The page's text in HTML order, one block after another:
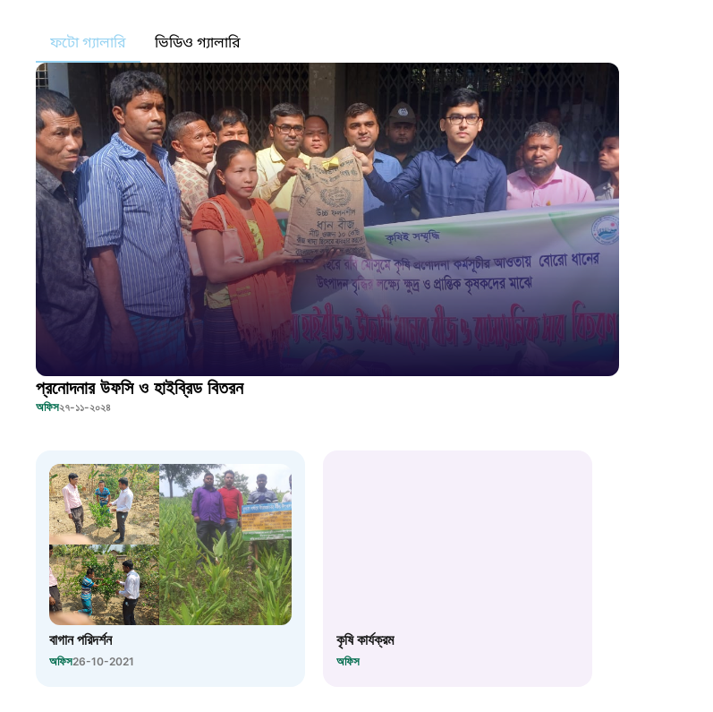
ফটো গ্যালারি ভিডিও গ্যালারি
প্রনোদনার উফসি ও হাইব্রিড বিতরন
অফিস২৭-১১-২০২৪
বাগান পরিদর্শন
অফিস26-10-2021
কৃষি কার্যক্রম
অফিস